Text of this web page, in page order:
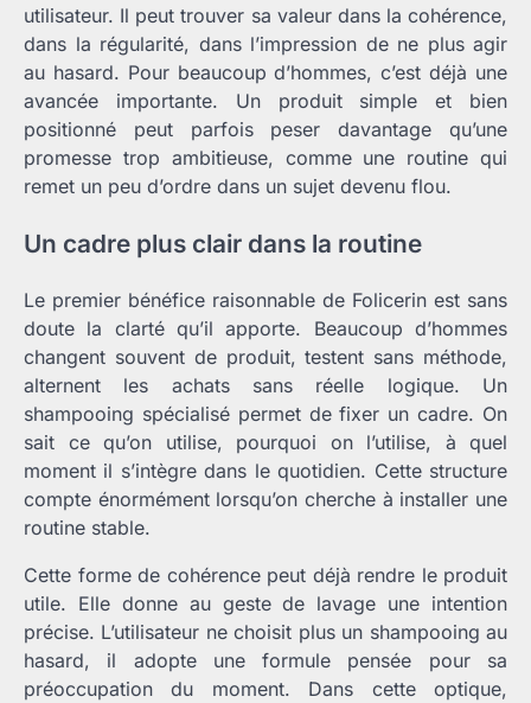
utilisateur. Il peut trouver sa valeur dans la cohérence,
dans la régularité, dans l’impression de ne plus agir
au hasard. Pour beaucoup d’hommes, c’est déjà une
avancée importante. Un produit simple et bien
positionné peut parfois peser davantage qu’une
promesse trop ambitieuse, comme une routine qui
remet un peu d’ordre dans un sujet devenu flou.
Un cadre plus clair dans la routine
Le premier bénéfice raisonnable de Folicerin est sans
doute la clarté qu’il apporte. Beaucoup d’hommes
changent souvent de produit, testent sans méthode,
alternent les achats sans réelle logique. Un
shampooing spécialisé permet de fixer un cadre. On
sait ce qu’on utilise, pourquoi on l’utilise, à quel
moment il s’intègre dans le quotidien. Cette structure
compte énormément lorsqu’on cherche à installer une
routine stable.
Cette forme de cohérence peut déjà rendre le produit
utile. Elle donne au geste de lavage une intention
précise. L’utilisateur ne choisit plus un shampooing au
hasard, il adopte une formule pensée pour sa
préoccupation du moment. Dans cette optique,